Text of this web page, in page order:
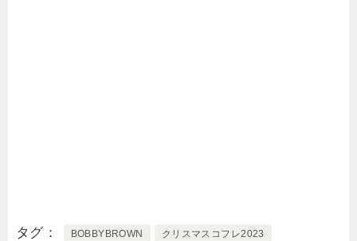
タグ BOBBYBROWN クリスマスコフレ2023